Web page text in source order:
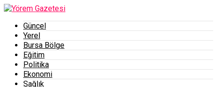
Güncel
Yerel
Bursa Bölge
Eğitim
Politika
Ekonomi
Sağlık